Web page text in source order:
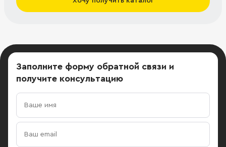
Заполните форму обратной связи и
получите консультацию